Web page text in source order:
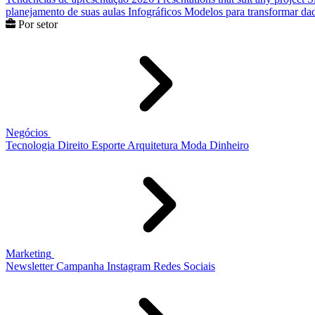
planejamento de suas aulas Infográficos Modelos para transformar
Por setor
Negócios
Tecnologia Direito Esporte Arquitetura Moda Dinheiro
Marketing
Newsletter Campanha Instagram Redes Sociais